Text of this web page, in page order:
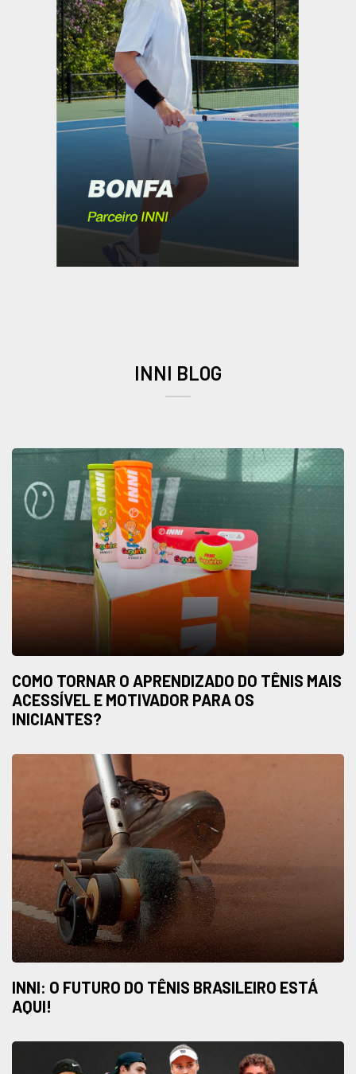
INNI BLOG
COMO TORNAR O APRENDIZADO DO TÊNIS MAIS
ACESSÍVEL E MOTIVADOR PARA OS
INICIANTES?
INNI: O FUTURO DO TÊNIS BRASILEIRO ESTÁ
AQUI!